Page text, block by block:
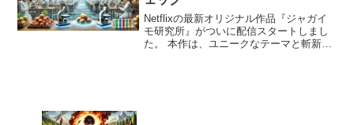
Netflixの最新オリジナル作品『ジャガイ
モ研究所』がついに配信スタートしまし
た。 本作は、ユニークなテーマと斬新な